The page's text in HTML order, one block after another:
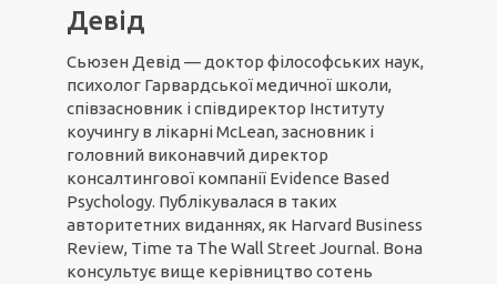
Девід
Сьюзен Девід — доктор філософських наук,
психолог Гарвардської медичної школи,
співзасновник і співдиректор Інституту
коучингу в лікарні McLean, засновник і
головний виконавчий директор
консалтингової компанії Evidence Based
Psychology. Публікувалася в таких
авторитетних виданнях, як Harvard Business
Review, Time та The Wall Street Journal. Вона
консультує вище керівництво сотень